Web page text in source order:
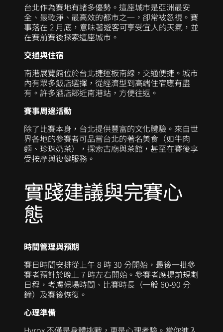
台北作為賽地有諸多優勢。這座城市是亞洲最安
全、最乾淨、最高效的都市之一，卻常被忽視。賽
事落在 2 月底，意味著遊客可享受宜人的天氣，並
在賽前賽後探索這座城市。
交通與住宿
南港展覽館位於台北捷運板南線，交通便捷。城市
內有眾多飯店選擇，從經濟型到高端住宿應有盡
有。許多酒店鄰近南港站，方便往返。
賽事周邊活動
除了比賽本身，台北提供豐富的文化體驗。來自世
界各地的參賽者可品嘗台北的著名美食（如牛肉
麵、珍珠奶茶），探索古廟與茶館，甚至在賽後享
受按摩與復健服務。
實踐建議與完賽心
態
時間管理與預期
賽日時間安排從上午 8 時 30 分開始，最後一批參
賽者預計於晚上 7 時左右開始。參賽者應提前規劃
日程，考慮候場時間、比賽時長（一般 60-90 分
鐘）及賽後恢復。
心理準備